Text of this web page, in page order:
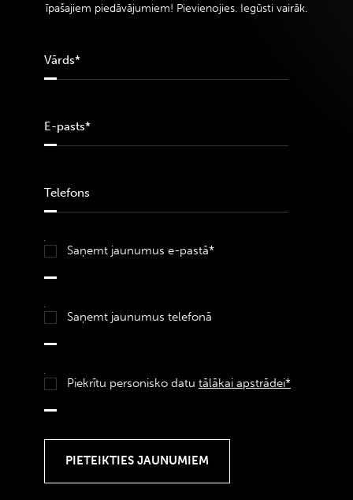
īpašajiem piedāvājumiem! Pievienojies. Iegūsti vairāk.
Saņemt jaunumus e-pastā*
Saņemt jaunumus telefonā
Piekrītu personisko datu tālākai apstrādei*